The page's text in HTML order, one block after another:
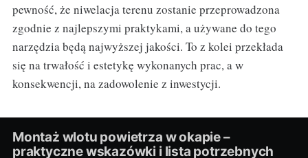
pewność, że niwelacja terenu zostanie przeprowadzona
zgodnie z najlepszymi praktykami, a używane do tego
narzędzia będą najwyższej jakości. To z kolei przekłada
się na trwałość i estetykę wykonanych prac, a w
konsekwencji, na zadowolenie z inwestycji.
Montaż wlotu powietrza w okapie –
praktyczne wskazówki i lista potrzebnych